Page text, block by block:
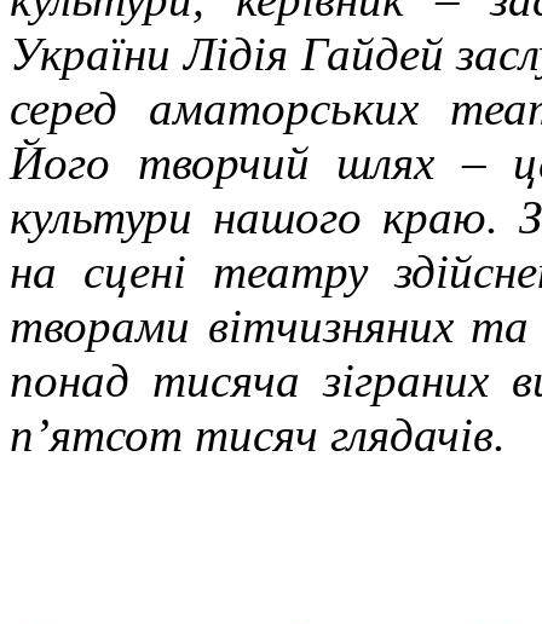
України Лідія Гайдей
серед аматорських
Його творчий шлях –
культури нашого краю.
на сцені театру
творами вітчизняних
понад тисяча зіграних
п’ятсот тисяч глядачів.